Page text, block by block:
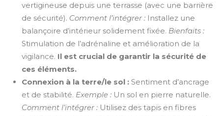
vertigineuse depuis une terrasse (avec une barrière
de sécurité). Comment l’intégrer : Installez une
balançoire d’intérieur solidement fixée. Bienfaits :
Stimulation de l’adrénaline et amélioration de la
vigilance. Il est crucial de garantir la sécurité de
ces éléments.
Connexion à la terre/le sol : Sentiment d’ancrage
et de stabilité. Exemple : Un sol en pierre naturelle.
Comment l’intégrer : Utilisez des tapis en fibres